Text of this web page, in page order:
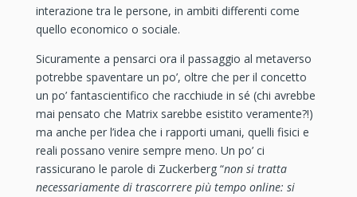
interazione tra le persone, in ambiti differenti come
quello economico o sociale.
Sicuramente a pensarci ora il passaggio al metaverso
potrebbe spaventare un po’, oltre che per il concetto
un po’ fantascientifico che racchiude in sé (chi avrebbe
mai pensato che Matrix sarebbe esistito veramente?!)
ma anche per l’idea che i rapporti umani, quelli fisici e
reali possano venire sempre meno. Un po’ ci
rassicurano le parole di Zuckerberg “non si tratta
necessariamente di trascorrere più tempo online: si